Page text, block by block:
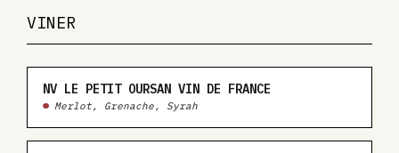
VINER
NV LE PETIT OURSAN VIN DE FRANCE
Merlot, Grenache, Syrah